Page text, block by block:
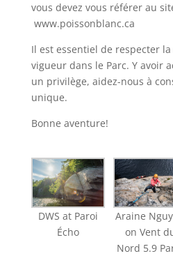
vous devez vous référer au
www.poissonblanc.ca
Il est essentiel de respecter
vigueur dans le Parc. Y avoir
un privilège, aidez-nous à
unique.
Bonne aventure!
DWS at Paroi
Écho
Araine
on Vent
Nord 5.9